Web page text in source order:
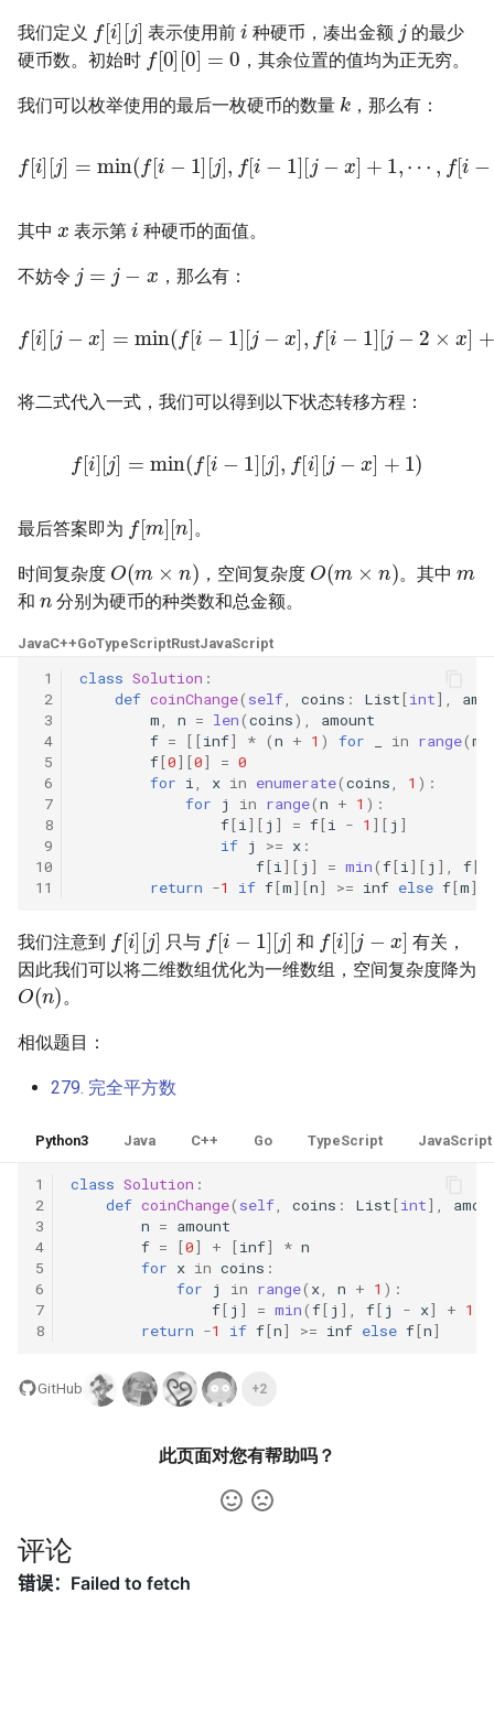
24. 反转链表
26. 树的子结构
27. 二叉树的镜像
28. 对称的二叉树
29. 顺时针打印矩阵
30. 包含 min 函数的栈
32.3. 从上到下打印二叉树 III
33. 二叉搜索树的后序遍历序
34. 二叉树中和为某一值的路
35. 复杂链表的复制
36. 二叉搜索树与双向链表
37. 序列化二叉树
38. 字符串的排列
39. 数组中出现次数超过一半
41. 数据流中的中位数
42. 连续子数组的最大和
43. 1 ～ n 整数中 1 出现的次
46. 把数字翻译成字符串
48. 最长不含重复字符的子字
20. 回文子字符串的个数
21. 删除链表的倒数第 n 个结
点
24. 反转链表
25. 链表中的两数相加
29. 排序的循环链表
是 O(1) 的容器
31. 最近最少使用缓存
32. 有效的变位词
33. 变位词组
35. 最小时间差
36. 后缀表达式
40. 矩阵中最大的矩形
41. 滑动窗口的平均值
42. 最近请求次数
43. 往完全二叉树添加节点
44. 二叉树每层的最大值
45. 二叉树最底层最左边的值
46. 二叉树的右侧视图
3.5. 栈排序
3.6. 动物收容所
4.8. 首个共同祖先
4.9. 二叉搜索树序列
4.10. 检查子树
4.12. 求和路径
5.1. 插入
5.2. 二进制数转字符串
5.3. 翻转数位
5.4. 下一个数
5.7. 配对交换
5.8. 绘制直线
8.3. 魔术索引
8.4. 幂集
8.5. 递归乘法
8.6. 汉诺塔问题
8.7. 无重复字符串的排列组合
8.8. 有重复字符串的排列组合
8.10. 颜色填充
我们定义
f[i][ j]
表示使用前 种硬币，凑出金额
的最少
硬币数。初始时
f[0][0]=0
，其余位置的值均为正无穷。
我们可以枚举使用的最后一枚硬币的数量 ，那么有：
f [i] [j]=min [i−1 ][j] i−1 −x ] +1 ,⋯ [i−
其中 表示第 种硬币的面值。
不妨令 ，那么有：
f[i [j−x]=min f[i− ][j −x], i−1] − 2×x] +
将二式代入一式，我们可以得到以下状态转移方程：
f[i][ j]=min(f[ 1][j f[i][j x]+ 1 )
最后答案即为
f[ m] n
。
时间复杂度
O ( )
，空间复杂度
O ( )
。其中
和
n
分别为硬币的种类数和总金额。
JavaC++GoTypeScriptRustJavaScript
1
2
3
4
5
6
7
8
9
10
11
class Solution :
def coinChange( self, coins : List[int],
m, n = len(coins),
amount
f = [[inf] * (n + 1 ) for in range(m
f[0][0] = 0
for i, x in enumerate(coins, 1 ):
for
j in range(n + 1 ):
f[i][ j ] = f[i - 1 ][ j ]
if j >= x :
f[i][ j ] = min(f[i][ j ], f[
return -1 if f[m][n] >= inf else f[m][
我们注意到
f[i][ j]
只与
f[i ][j ]
和
f[i][ j
有关，
因此我们可以将二维数组优化为一维数组，空间复杂度降为
O(n)
。
相似题目：
279. 完全平方数
Python3 Java C++ Go TypeScript JavaScript
1
2
3
4
5
6
7
8
class Solution :
def coinChange( self, coins : List[int],
n = amount
f = [0] + [inf] * n
for x in coins :
for
j in range( x, n + 1 ):
f[ j ] = min(f[ j ], f[ j - x] + 1
return -1 if f[n] >= inf else f[n]
GitHub +2
此页面对您有帮助吗？
评论